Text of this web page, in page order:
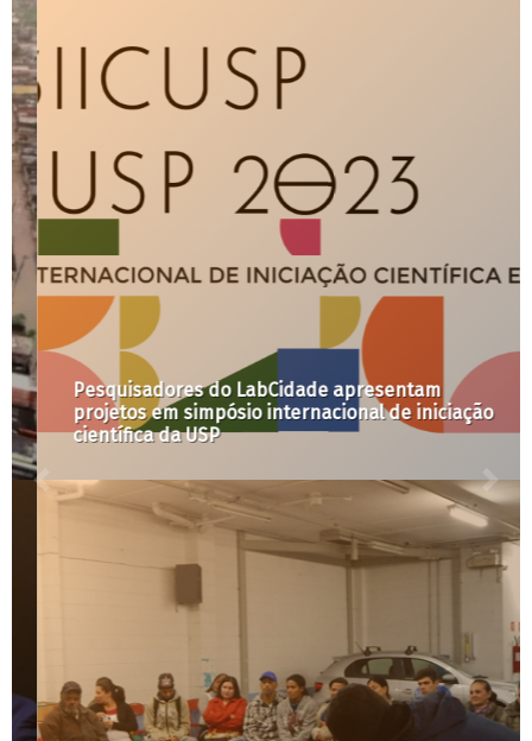
Pesquisadores do LabCidade apresentam
projetos em simpósio internacional de iniciação
científica da USP